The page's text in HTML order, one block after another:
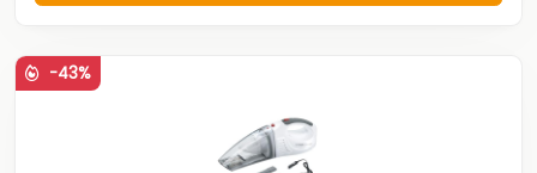
-43%